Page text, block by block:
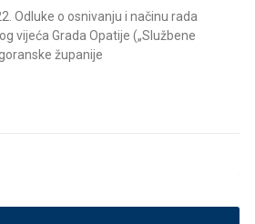
Odluke o osnivanju i načinu rada
vijeća Grada Opatije („Službene
županije